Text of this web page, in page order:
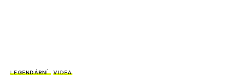
LEGENDÁRNÍ VIDEA